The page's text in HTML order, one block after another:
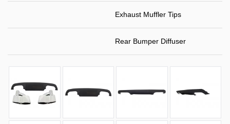
Exhaust Muffler Tips
Rear Bumper Diffuser